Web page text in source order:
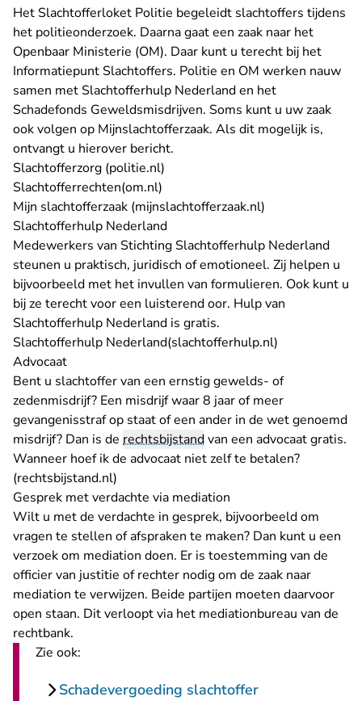
Het Slachtofferloket Politie begeleidt slachtoffers tijdens
het politieonderzoek. Daarna gaat een zaak naar het
Openbaar Ministerie (OM). Daar kunt u terecht bij het
Informatiepunt Slachtoffers. Politie en OM werken nauw
samen met Slachtofferhulp Nederland en het
Schadefonds Geweldsmisdrijven. Soms kunt u uw zaak
ook volgen op Mijnslachtofferzaak. Als dit mogelijk is,
ontvangt u hierover bericht.
Slachtofferzorg (politie.nl)
Slachtofferrechten(om.nl)
Mijn slachtofferzaak (mijnslachtofferzaak.nl)
Slachtofferhulp Nederland
Medewerkers van Stichting Slachtofferhulp Nederland
steunen u praktisch, juridisch of emotioneel. Zij helpen u
bijvoorbeeld met het invullen van formulieren. Ook kunt u
bij ze terecht voor een luisterend oor. Hulp van
Slachtofferhulp Nederland is gratis.
Slachtofferhulp Nederland(slachtofferhulp.nl)
Advocaat
Bent u slachtoffer van een ernstig gewelds- of
zedenmisdrijf? Een misdrijf waar 8 jaar of meer
gevangenisstraf op staat of een ander in de wet genoemd
misdrijf? Dan is de rechtsbijstandvan een advocaat gratis.
Wanneer hoef ik de advocaat niet zelf te betalen?
(rechtsbijstand.nl)
Gesprek met verdachte via mediation
Wilt u met de verdachte in gesprek, bijvoorbeeld om
vragen te stellen of afspraken te maken? Dan kunt u een
verzoek om mediation doen. Er is toestemming van de
officier van justitie of rechter nodig om de zaak naar
mediation te verwijzen. Beide partijen moeten daarvoor
open staan. Dit verloopt via het mediationbureau van de
rechtbank.
Zie ook:
Schadevergoeding slachtoffer